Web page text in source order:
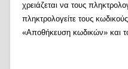
χρειάζεται να τους
πληκτρολογείτε τους
«Αποθήκευση κωδικών» και